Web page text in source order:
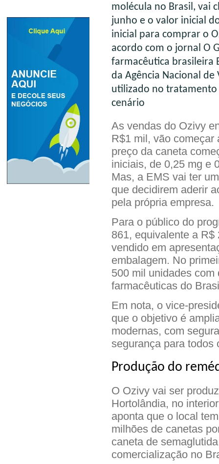
molécula no Brasil, vai
junho e o valor inicial
inicial para comprar o
acordo com o jornal O
farmacêutica brasileira
da Agência Nacional
utilizado no tratamento
cenário
As vendas do Ozivy
R$1 mil, vão começar
preço da caneta
iniciais, de 0,25 mg e
Mas, a EMS vai ter
que decidirem aderir
pela própria empresa.
Para o público do
861, equivalente a
vendido em
embalagem. No
500 mil unidades
farmacêuticas do
Em nota, o vice-
que o objetivo é
modernas, com
segurança para todos
Produção do
O Ozivy vai ser
Hortolândia, no
aponta que o local
milhões de canetas
caneta de
comercialização no